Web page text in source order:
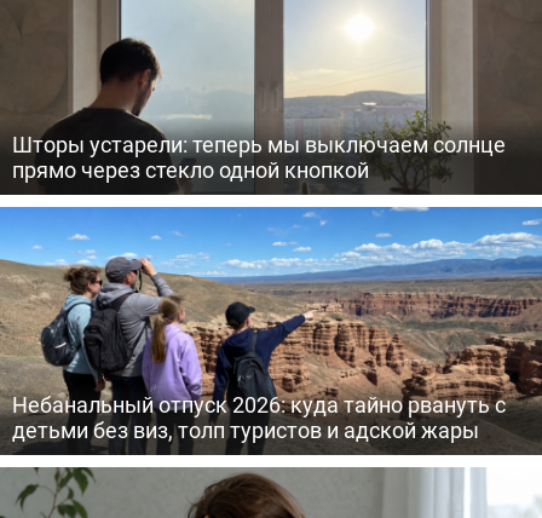
Шторы устарели: теперь мы выключаем солнце
прямо через стекло одной кнопкой
Небанальный отпуск 2026: куда тайно рвануть с
детьми без виз, толп туристов и адской жары